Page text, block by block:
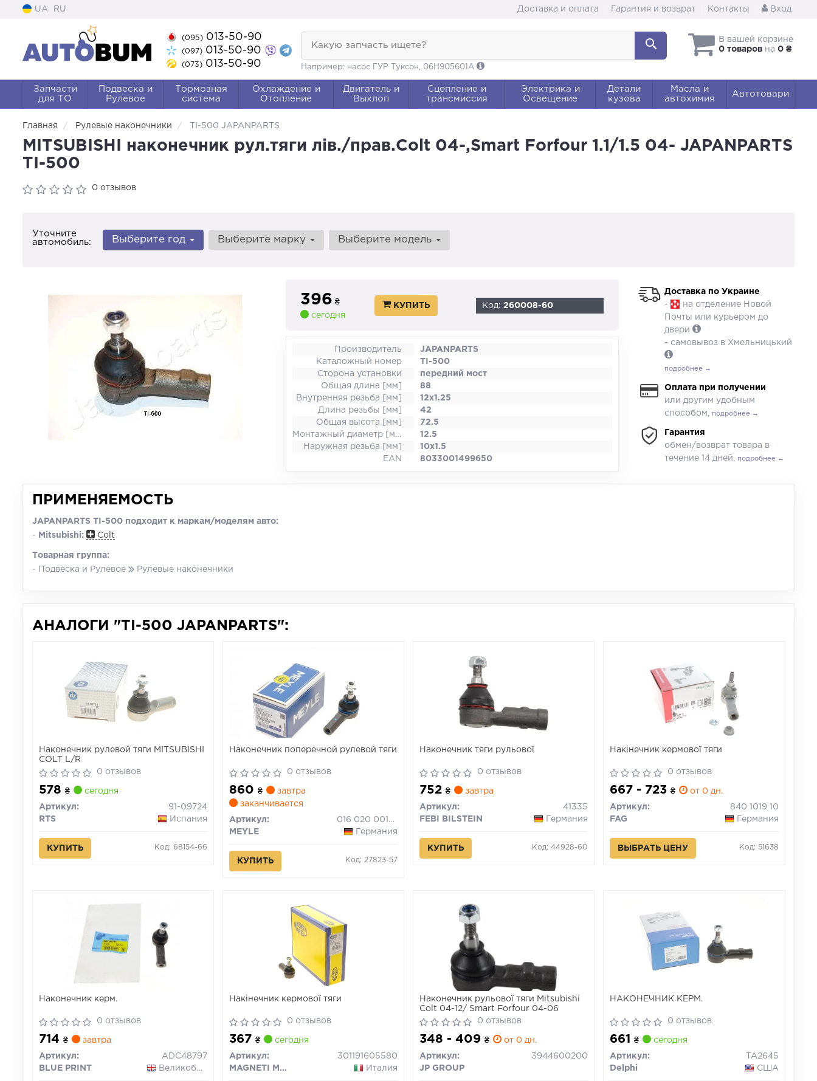
UA RU Доставка и оплата Гарантия и возврат Контакты Вход
(095)013-50-90
(097)013-50-90
(073)013-50-90
В вашей корзине
0 товаров на 0 ₴
Какую запчасть ищете?
Например: насос ГУР Туксон, 06H905601A
Запчасти
для ТО
Подвеска и
Рулевое
Тормозная
система
Охлаждение и
Отопление
Двигатель и
Выхлоп
Сцепление и
трансмиссия
Электрика и
Освещение
Детали
кузова
Масла и
автохимия
Автотовари
Главная Рулевые наконечники TI-500 JAPANPARTS
MITSUBISHI наконечник рул.тяги лів./прав.Colt 04-,Smart Forfour 1.1/1.5 04- JAPANPARTS
TI-500
0 отзывов
Уточните
автомобиль:
Выберите год Выберите марку Выберите модель
396 ₴
сегодня
КУПИТЬ Код:260008-60
Производитель
JAPANPARTS
Каталожный номер
TI-500
Сторона установки
передний мост
Общая длина [мм]
88
Внутренняя резьба [мм]
12x1.25
Длина резьбы [мм]
42
Общая высота [мм]
72.5
Монтажный диаметр [мм]
12.5
Наружная резьба [мм]
10x1.5
EAN
8033001499650
Доставка по Украине
-
на отделение Новой
Почты или курьером до
двери
- самовывоз в Хмельницький
подробнее →
Оплата при получении
или другим удобным
способом,
подробнее →
Гарантия
обмен/возврат товара в
течение 14 дней,
подробнее →
ПРИМЕНЯЕМОСТЬ
JAPANPARTS TI-500 подходит к маркам/моделям авто:
-
Mitsubishi: Colt
Товарная группа:
- Подвеска и Рулевое
Рулевые наконечники
АНАЛОГИ "TI-500 JAPANPARTS":
Наконечник рулевой тяги MITSUBISHI
COLT L/R
0 отзывов
578 ₴ сегодня
Артикул:
91-09724
RTS
Испания
КУПИТЬ Код: 68154-66
Наконечник поперечной рулевой тяги
0 отзывов
860 ₴
завтра
заканчивается
Артикул:
016 020 0013/HD
MEYLE
Германия
КУПИТЬ Код: 27823-57
Наконечник тяги рульової
0 отзывов
752 ₴ завтра
Артикул:
41335
FEBI BILSTEIN
Германия
КУПИТЬ Код: 44928-60
Накінечник кермової тяги
0 отзывов
667 - 723₴ от 0 дн.
Артикул:
840 1019 10
FAG
Германия
ВЫБРАТЬ ЦЕНУ Код: 51638
Наконечник керм.
0 отзывов
714 ₴ завтра
Артикул:
ADC48797
BLUE PRINT
Великобритания
Накінечник кермової тяги
0 отзывов
367 ₴ сегодня
Артикул:
301191605580
MAGNETI MARELLI
Италия
Наконечник рульової тяги Mitsubishi
Colt 04-12/ Smart Forfour 04-06
0 отзывов
348 - 409 ₴ от 0 дн.
Артикул:
3944600200
JP GROUP
НАКОНЕЧНИК КЕРМ.
0 отзывов
661₴ сегодня
Артикул:
TA2645
Delphi
США